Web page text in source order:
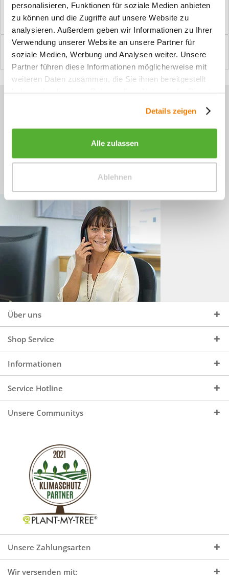
personalisieren, Funktionen für soziale Medien anbieten
zu können und die Zugriffe auf unsere Website zu
analysieren. Außerdem geben wir Informationen zu Ihrer
Verwendung unserer Website an unsere Partner für
soziale Medien, Werbung und Analysen weiter. Unsere
Partner führen diese Informationen möglicherweise mit
weiteren Daten zusammen, die Sie ihnen bereitgestellt
Details zeigen
Alle zulassen
Ablehnen
Windfangelemente online am Bildschirm konfigurieren und
einbaufertig bestellen. In wenigen...
Bewertungen
0
Bewertungen lesen, schreiben und diskutieren...mehr
Sie haben Fragen zu unseren
+49 (0)4244 965 34 04
Mo - Do, 09:00 - 16:00 Uhr
und Fr, 09:00 - 13:00 Uhr
Über uns
Shop Service
Informationen
Service Hotline
Unsere Communitys
Unsere Zahlungsarten
Wir versenden mit: